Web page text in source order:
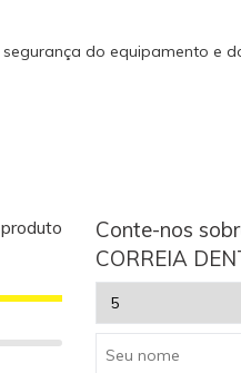
do equipamento e
Conte-nos
CORREIA